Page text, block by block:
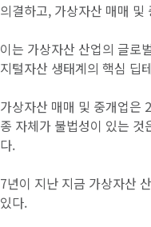
의결하고, 가상자산 매매
이는 가상자산 산업의 글로
지털자산 생태계의 핵심 딥
가상자산 매매 및 중개업은
종 자체가 불법성이 있는
다.
7년이 지난 지금 가상자산
있다.